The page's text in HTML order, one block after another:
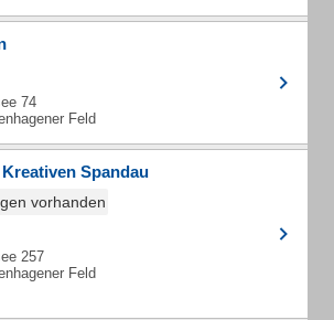
74
Feld
Spandau
vorhanden
257
Feld